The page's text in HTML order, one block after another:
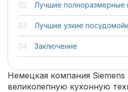
Лучшие полноразмерные
Лучшие узкие
Заключение
Немецкая компания Siemens
великолепную кухонную